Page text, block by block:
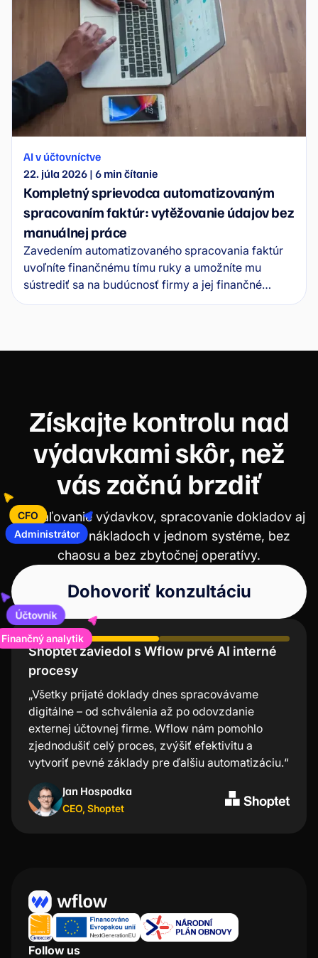
AI v účtovníctve
22. júla 2026 | 6 min čítanie
Kompletný sprievodca automatizovaným
spracovaním faktúr: vytěžovanie údajov bez
manuálnej práce
Zavedením automatizovaného spracovania faktúr
uvoľníte finančnému tímu ruky a umožníte mu
sústrediť sa na budúcnosť firmy a jej finančné
zdravie. V tomto sprievodcovi sa dozviete, ako
zbytočných komplikácií.
Získajte kontrolu nad
výdavkami skôr, než
vás začnú brzdiť
CFO
Administrátor
Schvaľovanie výdavkov, spracovanie dokladov aj
prehľad o nákladoch v jednom systéme, bez
chaosu a bez zbytočnej operatívy.
Účtovník
Dohovoriť konzultáciu
analytik
Shoptet zaviedol s Wflow prvé AI interné
procesy
„Všetky prijaté doklady dnes spracovávame
digitálne – od schválenia až po odovzdanie
externej účtovnej firme. Wflow nám pomohlo
zjednodušiť celý proces, zvýšiť efektivitu a
vytvoriť pevné základy pre ďalšiu automatizáciu.“
Jan Hospodka
CEO, Shoptet
Lindt oceňuje nízku chybovosť a úsporu
času
„Mobilná aplikácia Wflow je najjednoduchší a
najrýchlejší spôsob schvaľovania faktúr. Veľmi
oceňujem, že pri každej transakcii nemusím
zapínať počítač – stačí pár kliknutí v aplikácii a
všetko je vybavené.“
Kristýna Nejezchlebová
Project manager
Follow us